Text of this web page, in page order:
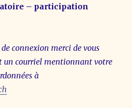
– participation
connexion merci de vous
un courriel mentionnant votre
à